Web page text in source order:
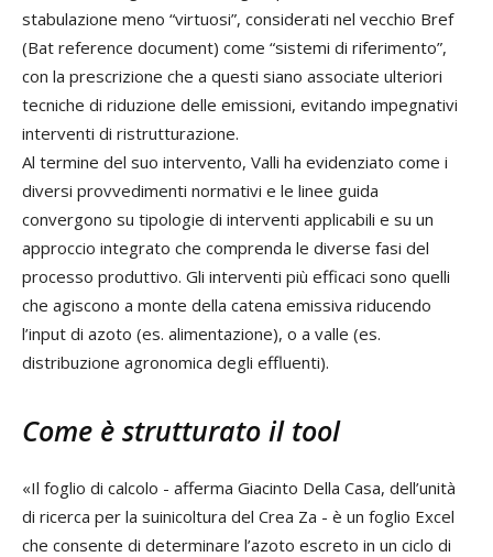
stabulazione meno “virtuosi”, considerati nel vecchio Bref
(Bat reference document) come “sistemi di riferimento”,
con la prescrizione che a questi siano associate ulteriori
tecniche di riduzione delle emissioni, evitando impegnativi
interventi di ristrutturazione.
Al termine del suo intervento, Valli ha evidenziato come i
diversi provvedimenti normativi e le linee guida
convergono su tipologie di interventi applicabili e su un
approccio integrato che comprenda le diverse fasi del
processo produttivo. Gli interventi più efficaci sono quelli
che agiscono a monte della catena emissiva riducendo
l’input di azoto (es. alimentazione), o a valle (es.
distribuzione agronomica degli effluenti).
Come è strutturato il tool
«Il foglio di calcolo - afferma Giacinto Della Casa, dell’unità
di ricerca per la suinicoltura del Crea Za - è un foglio Excel
che consente di determinare l’azoto escreto in un ciclo di